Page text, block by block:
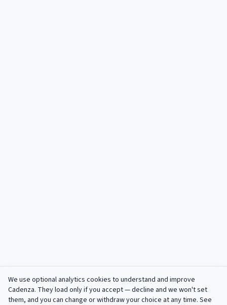
We use optional analytics cookies to understand and improve
Cadenza. They load only if you accept — decline and we won't set
them, and you can change or withdraw your choice at any time. See